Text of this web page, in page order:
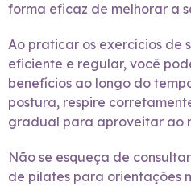
forma eficaz de melhorar a
Ao praticar os exercícios de
eficiente e regular, você
benefícios ao longo do
postura, respire
gradual para aproveitar ao
Não se esqueça de
de pilates para orientações